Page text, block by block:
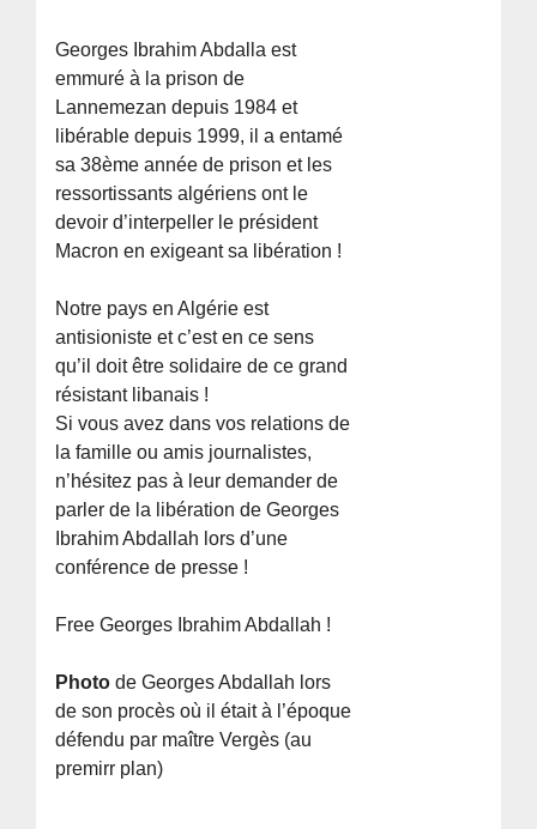
Georges Ibrahim Abdalla est
emmuré à la prison de
Lannemezan depuis 1984 et
libérable depuis 1999, il a entamé
sa 38ème année de prison et les
ressortissants algériens ont le
devoir d’interpeller le président
Macron en exigeant sa libération !
Notre pays en Algérie est
antisioniste et c’est en ce sens
qu’il doit être solidaire de ce grand
résistant libanais !
Si vous avez dans vos relations de
la famille ou amis journalistes,
n’hésitez pas à leur demander de
parler de la libération de Georges
Ibrahim Abdallah lors d’une
conférence de presse !
Free Georges Ibrahim Abdallah !
Photo de Georges Abdallah lors
de son procès où il était à l’époque
défendu par maître Vergès (au
premirr plan)